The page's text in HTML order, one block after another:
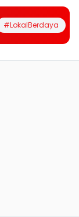
#LokalBerdaya